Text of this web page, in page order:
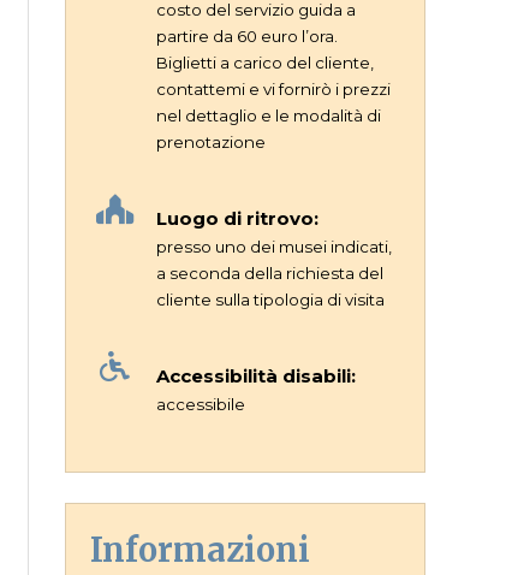
costo del servizio guida a
partire da 60 euro l’ora.
Biglietti a carico del cliente,
contattemi e vi fornirò i prezzi
nel dettaglio e le modalità di
prenotazione
Luogo di ritrovo:
presso uno dei musei indicati,
a seconda della richiesta del
cliente sulla tipologia di visita
Accessibilità disabili:
accessibile
Informazioni